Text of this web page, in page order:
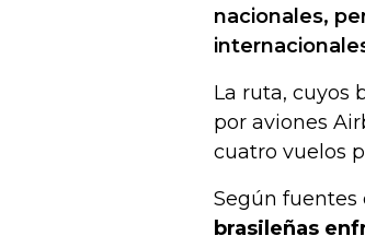
nacionales,
La ruta, cuyos
por aviones
cuatro vuelos
Según fuentes
brasileñas